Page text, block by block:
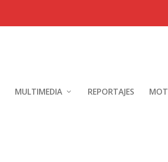
MULTIMEDIA REPORTAJES